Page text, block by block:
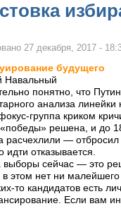
27 декабря, 2017 -
будущего
Навальный
понятно, что
анализа линейки
группа криком
решена, и до
расчехлили —
идти отказывается.
выборы сейчас — это
этом нет ни малейшего
то кандидатов есть
Если вам